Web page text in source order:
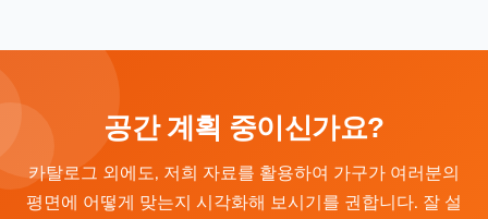
공간 계획 중이신가요?
카탈로그 외에도, 저희 자료를 활용하여 가구가 여러분의
평면에 어떻게 맞는지 시각화해 보시기를 권합니다. 잘 설